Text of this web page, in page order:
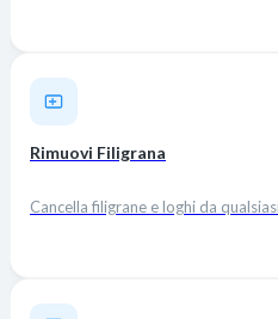
Rimuovi Filigrana
Cancella filigrane e loghi da